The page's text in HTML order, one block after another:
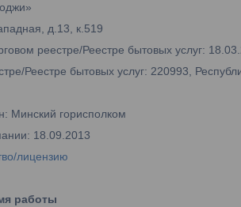
д.13, к.519
реестре/Реестре бытовых услуг:
Реестре бытовых услуг: 220993,
Минский горисполком
18.09.2013
лицензию
работы